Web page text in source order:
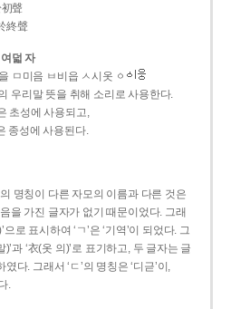
聲
終聲
덟 자
ㅁ미음 ㅂ비읍 ㅅ시옷 ㆁ
우리말 뜻을 취해 소리로 사용한다.
초성에 사용되고,
종성에 사용된다.
명칭이 다른 자모의 이름과 다른 것은
을 가진 글자가 없기 때문이었다. 그래
으로 표시하여 ‘ㄱ’은 ‘기역’이 되었다. 그
)’과 ‘衣(옷 의)’로 표기하고, 두 글자는 글
다. 그래서 ‘ㄷ’의 명칭은 ‘디귿’이,
.